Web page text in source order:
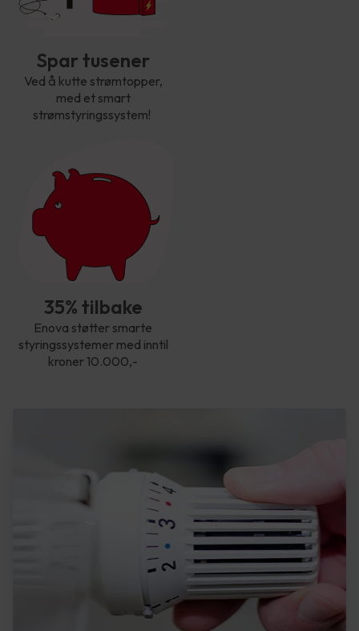
Spar tusener
Ved å kutte strømtopper,
med et smart
strømstyringssystem!
35% tilbake
Enova støtter smarte
styringssystemer med inntil
kroner 10.000,-